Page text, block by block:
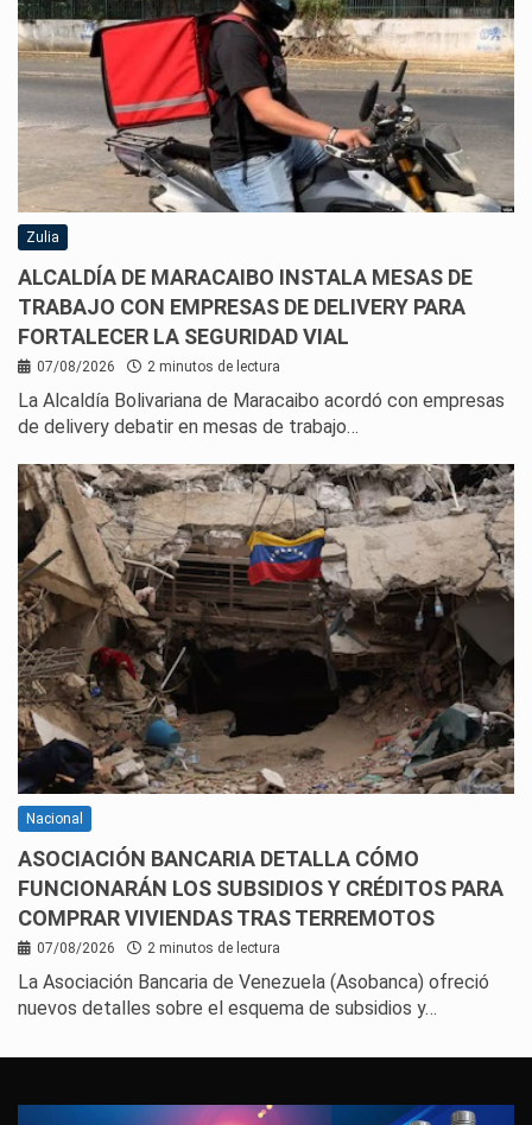
Zulia
ALCALDÍA DE MARACAIBO INSTALA MESAS DE
TRABAJO CON EMPRESAS DE DELIVERY PARA
FORTALECER LA SEGURIDAD VIAL
07/08/2026 2 minutos de lectura
La Alcaldía Bolivariana de Maracaibo acordó con empresas
de delivery debatir en mesas de trabajo…
Nacional
ASOCIACIÓN BANCARIA DETALLA CÓMO
FUNCIONARÁN LOS SUBSIDIOS Y CRÉDITOS PARA
COMPRAR VIVIENDAS TRAS TERREMOTOS
07/08/2026 2 minutos de lectura
La Asociación Bancaria de Venezuela (Asobanca) ofreció
nuevos detalles sobre el esquema de subsidios y…